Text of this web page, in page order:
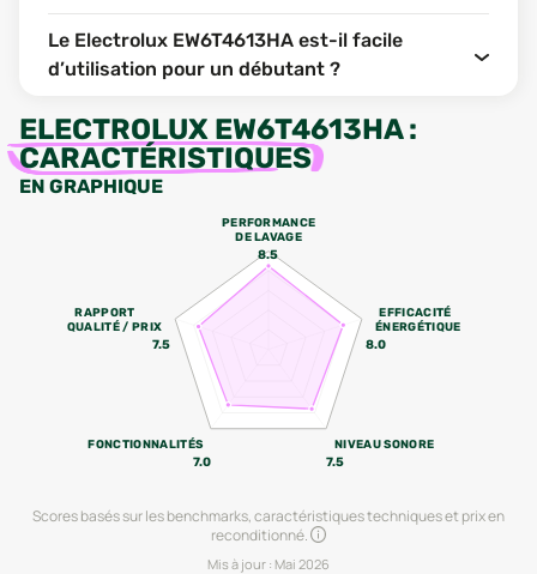
Le Electrolux EW6T4613HA est-il facile
d’utilisation pour un débutant ?
ELECTROLUX EW6T4613HA:
CARACTÉRISTIQUES
EN GRAPHIQUE
PERFORMANCE
DE LAVAGE
8.5
EFFICACITÉ
ÉNERGÉTIQUE
8.0
NIVEAU SONORE
7.5
FONCTIONNALITÉS
7.0
RAPPORT
QUALITÉ / PRIX
7.5
Scores basés sur les benchmarks, caractéristiques techniques et prix en
reconditionné.
Mis à jour : Mai 2026